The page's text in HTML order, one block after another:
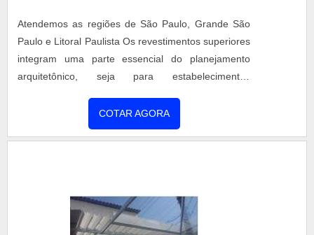
tenha produtos e serviços com ótima qualidade e
assertividade, detalhes que passam despercebidos
e podem gerar prejuízo futuros para os
clientes.Tudo isso que já foi explorado é a razão
objetiva o que existe de melhor do mercado para
estão esperando seu contato para tirar todas as
suas dúvidas e melhor atender.UM POUCO MAIS
SOBRE A EMPRESAApenas na Coberzip existem
Atendemos as regiões de São Paulo, Grande São
Paulo e Litoral Paulista Os revestimentos superiores
integram uma parte essencial do planejamento
arquitetônico, seja para estabelecimentos
para setores rurais. A cobertura fixa é uma
alternativa de toldo de ótima durabilidade, com
COTAR AGORA